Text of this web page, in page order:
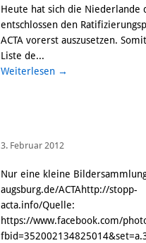
Heute hat sich die Niederlande
entschlossen den
ACTA vorerst auszusetzen.
Liste de...
Weiterlesen →
3. Februar 2012
Nur eine kleine
augsburg.de/ACTAhttp://stopp-
acta.info/Quelle:
https://www.facebook.com/